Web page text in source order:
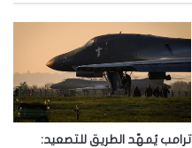
ترامب يُمهّد الطريق للتصعيد: